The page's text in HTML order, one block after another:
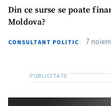
Din ce surse se poate
Moldova?
CONSULTANT POLITIC 7
Telefon
+ Telefon personal
acord cupolitica de